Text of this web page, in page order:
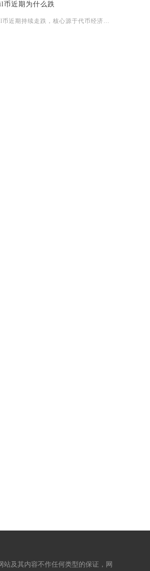
币近期为什么跌
fil币近期持续走跌，核心源于代币经济供需严重失衡、真实存储...
及其内容不作任何类型的保证，网